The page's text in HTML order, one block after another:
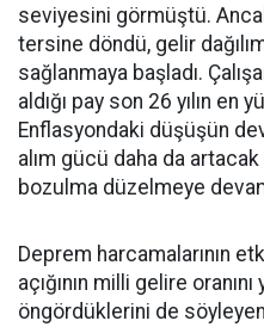
seviyesini görmüştü.
tersine döndü, gelir
sağlanmaya başladı.
aldığı pay son 26 yılın en
Enflasyondaki düşüşün
alım gücü daha da artacak
bozulma düzelmeye
Deprem harcamalarının
açığının milli gelire
öngördüklerini de